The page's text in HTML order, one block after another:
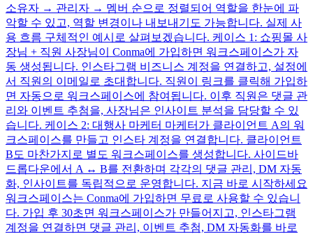
소유자 → 관리자 → 멤버 순으로 정렬되어 역할을 한눈에 파
악할 수 있고, 역할 변경이나 내보내기도 가능합니다. 실제 사
용 흐름 구체적인 예시로 살펴보겠습니다. 케이스 1: 쇼핑몰 사
장님 + 직원 사장님이 Conma에 가입하면 워크스페이스가 자
동 생성됩니다. 인스타그램 비즈니스 계정을 연결하고, 설정에
서 직원의 이메일로 초대합니다. 직원이 링크를 클릭해 가입하
면 자동으로 워크스페이스에 참여됩니다. 이후 직원은 댓글 관
리와 이벤트 추첨을, 사장님은 인사이트 분석을 담당할 수 있
습니다. 케이스 2: 대행사 마케터 마케터가 클라이언트 A의 워
크스페이스를 만들고 인스타 계정을 연결합니다. 클라이언트
B도 마찬가지로 별도 워크스페이스를 생성합니다. 사이드바
드롭다운에서 A ↔ B를 전환하며 각각의 댓글 관리, DM 자동
화, 인사이트를 독립적으로 운영합니다. 지금 바로 시작하세요
워크스페이스는 Conma에 가입하면 무료로 사용할 수 있습니
다. 가입 후 30초면 워크스페이스가 만들어지고, 인스타그램
계정을 연결하면 댓글 관리, 이벤트 추첨, DM 자동화를 바로